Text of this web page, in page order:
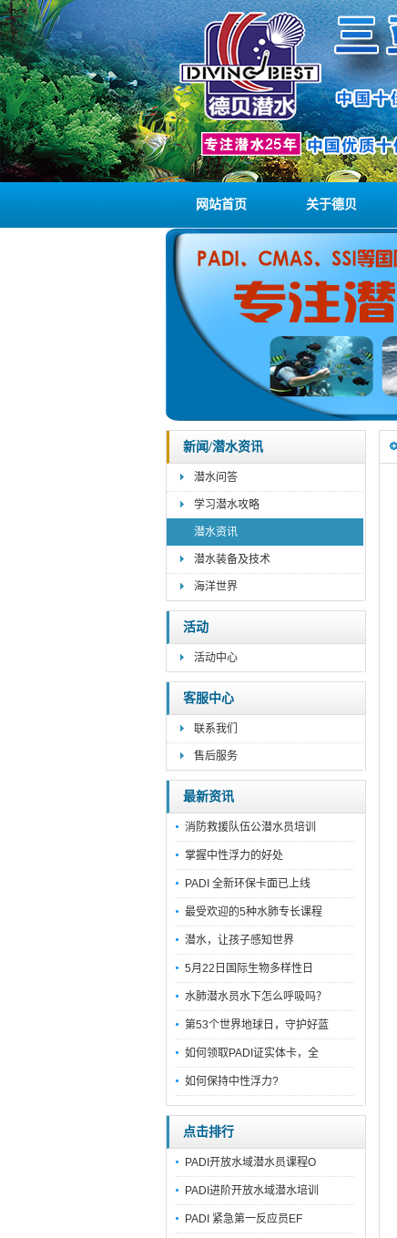
网站首页 关于德贝
新闻/潜水资讯
潜水问答
学习潜水攻略
潜水资讯
潜水装备及技术
海洋世界
活动
活动中心
客服中心
联系我们
售后服务
最新资讯
消防救援队伍公潜水员培训
掌握中性浮力的好处
PADI 全新环保卡面已上线
最受欢迎的5种水肺专长课程
潜水，让孩子感知世界
5月22日国际生物多样性日
水肺潜水员水下怎么呼吸吗？
第53个世界地球日，守护好蓝
如何领取PADI证实体卡，全
如何保持中性浮力?
点击排行
PADI开放水域潜水员课程O
PADI进阶开放水域潜水培训
PADI 紧急第一反应员EF